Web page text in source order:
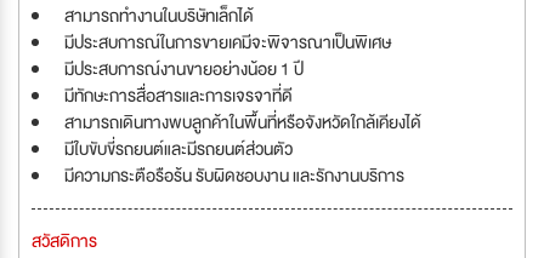
สามารถทำงานในบริษัทเล็กได้
มีประสบการณ์ในการขายเคมีจะพิจารณาเป็นพิเศษ
มีประสบการณ์งานขายอย่างน้อย 1 ปี
มีทักษะการสื่อสารและการเจรจาที่ดี
สามารถเดินทางพบลูกค้าในพื้นที่หรือจังหวัดใกล้เคียงได้
มีใบขับขี่รถยนต์และมีรถยนต์ส่วนตัว
มีความกระตือรือร้น รับผิดชอบงาน และรักงานบริการ
สวัสดิการ